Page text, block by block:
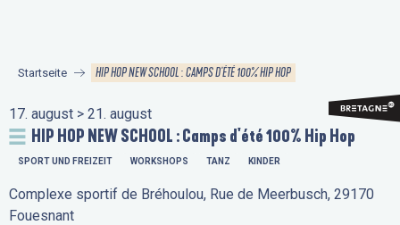
principal
Startseite HIP HOP NEW SCHOOL : CAMPS D'ÉTÉ 100% HIP HOP
17. august > 21. august
HIP HOP NEW SCHOOL : Camps d'été 100% Hip Hop
SPORT UND FREIZEIT WORKSHOPS TANZ KINDER
Complexe sportif de Bréhoulou, Rue de Meerbusch, 29170
Fouesnant